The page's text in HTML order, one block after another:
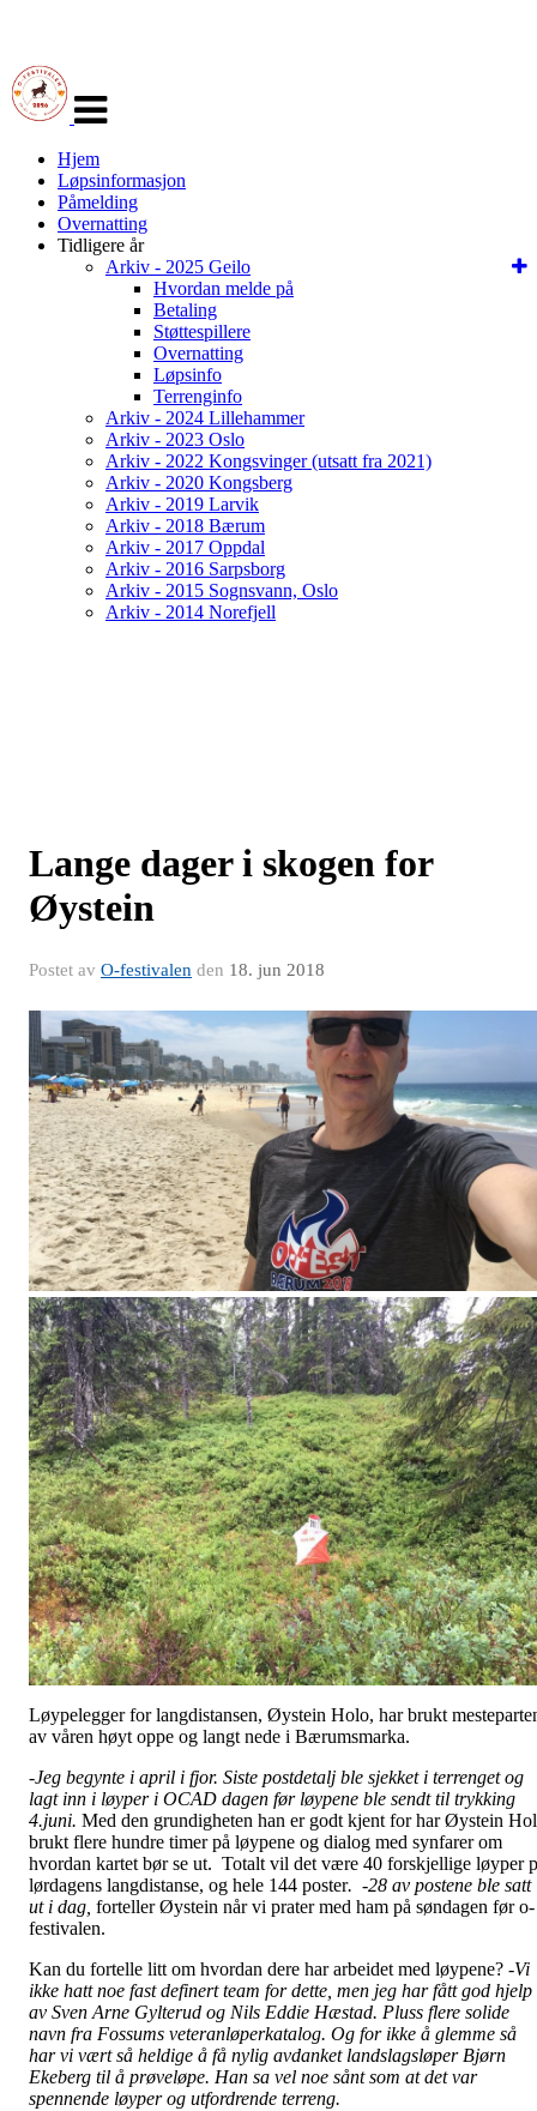
navigasjon
Hjem
Løpsinformasjon
Påmelding
Overnatting
Tidligere år
Arkiv - 2025 Geilo
Hvordan melde på
Betaling
Støttespillere
Overnatting
Løpsinfo
Terrenginfo
Arkiv - 2024 Lillehammer
Arkiv - 2023 Oslo
Arkiv - 2022 Kongsvinger (utsatt fra 2021)
Arkiv - 2020 Kongsberg
Arkiv - 2019 Larvik
Arkiv - 2018 Bærum
Arkiv - 2017 Oppdal
Arkiv - 2016 Sarpsborg
Arkiv - 2015 Sognsvann, Oslo
Arkiv - 2014 Norefjell
Lange dager i skogen for
Øystein
Postet av O-festivalen den 18. jun 2018
Løypelegger for langdistansen, Øystein Holo, har brukt
av våren høyt oppe og langt nede i Bærumsmarka.
-Jeg begynte i april i fjor. Siste postdetalj ble sjekket i terrenget og
lagt inn i løyper i OCAD dagen før løypene ble sendt til trykking
4.juni. Med den grundigheten han er godt kjent for har Øystein
brukt flere hundre timer på løypene og dialog med synfarer om
hvordan kartet bør se ut. Totalt vil det være 40 forskjellige løyper
lørdagens langdistanse, og hele 144 poster. -28 av postene ble satt
ut i dag, forteller Øystein når vi prater med ham på søndagen før o-
festivalen.
Kan du fortelle litt om hvordan dere har arbeidet med løypene? -Vi
ikke hatt noe fast definert team for dette, men jeg har fått god hjelp
av Sven Arne Gylterud og Nils Eddie Hæstad. Pluss flere solide
navn fra Fossums veteranløperkatalog. Og for ikke å glemme så
har vi vært så heldige å få nylig avdanket landslagsløper Bjørn
Ekeberg til å prøveløpe. Han sa vel noe sånt som at det var
spennende løyper og utfordrende terreng.